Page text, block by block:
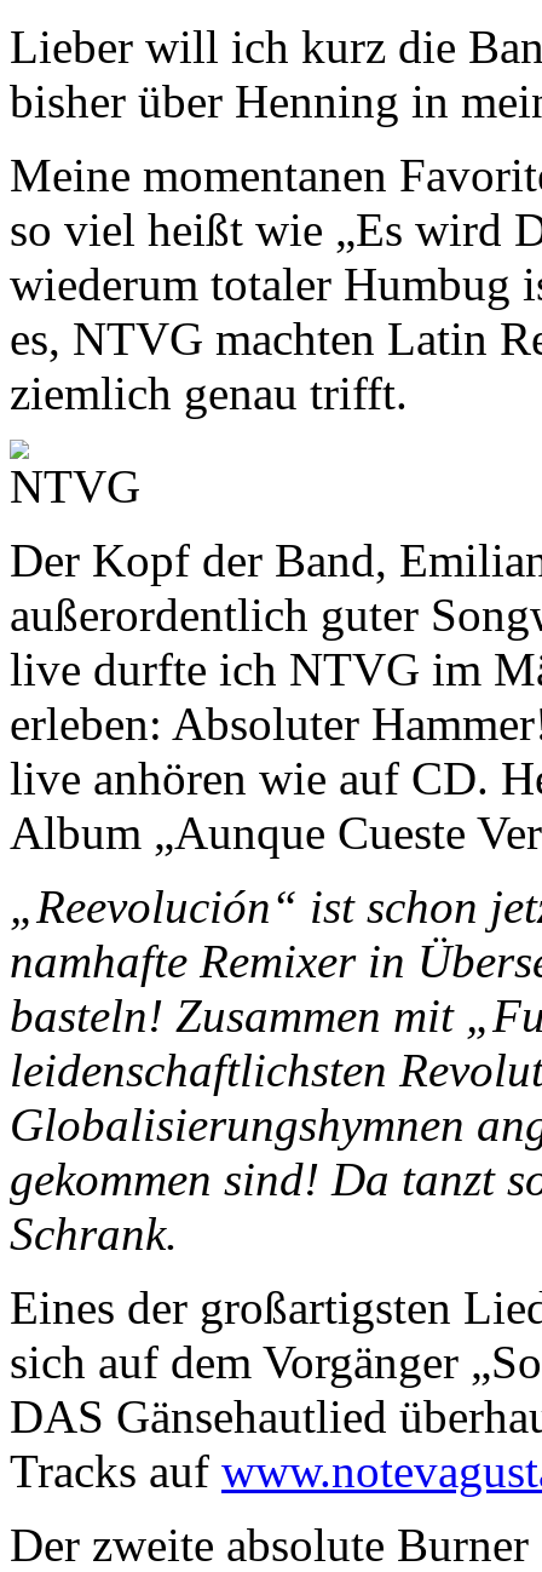
Lieber will ich kurz die
bisher über Henning in
Meine momentanen
so viel heißt wie „Es wird
wiederum totaler Humbug
es, NTVG machten Latin
ziemlich genau trifft.
Der Kopf der Band,
außerordentlich guter
live durfte ich NTVG im
erleben: Absoluter
live anhören wie auf CD.
Album „Aunque Cueste
„Reevolución“ ist schon
namhafte Remixer in
basteln! Zusammen mit
leidenschaftlichsten
Globalisierungshymnen
gekommen sind! Da tanzt
Schrank.
Eines der großartigsten
sich auf dem Vorgänger
DAS Gänsehautlied
Tracks auf
Der zweite absolute Burner